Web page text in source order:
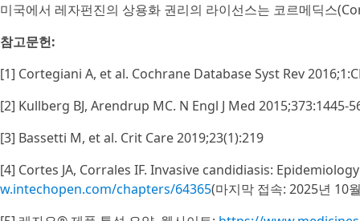
미국에서 레자펀진의 상용화 권리의 라이선스는 코르메딕스
참고문헌:
[1] Cortegiani A, et al. Cochrane Database Syst Rev
[2] Kullberg BJ, Arendrup MC. N Engl J Med 2015;373:1445-
[3] Bassetti M, et al. Crit Care 2019;23(1):219
[4] Cortes JA, Corrales IF. Invasive candidiasis:
w.intechopen.com/chapters/64365(마지막 접속: 2025년 10